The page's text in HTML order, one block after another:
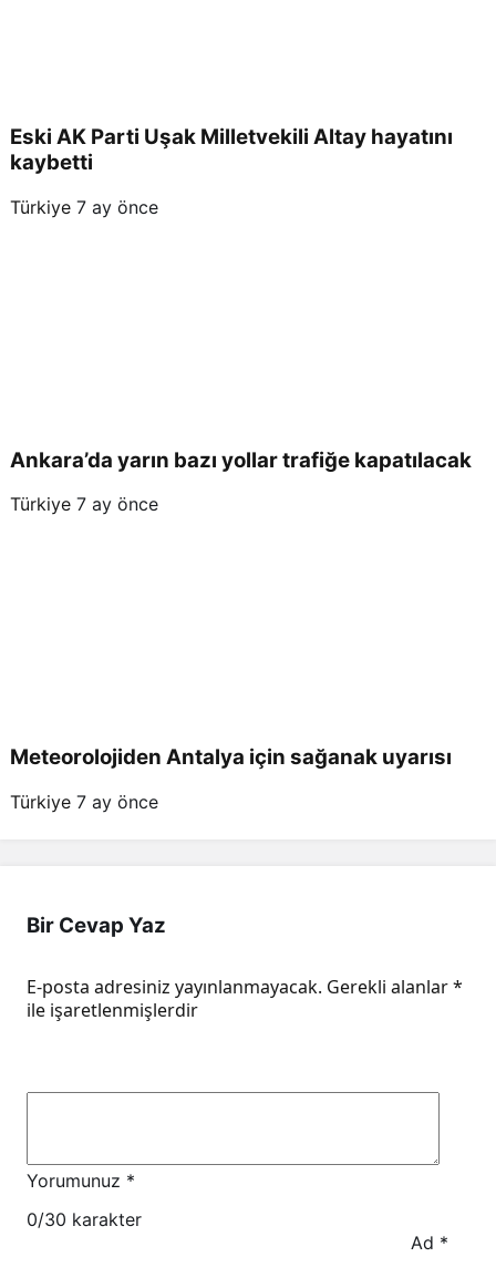
Eski AK Parti Uşak Milletvekili Altay hayatını
kaybetti
Türkiye 7 ay önce
Ankara’da yarın bazı yollar trafiğe kapatılacak
Türkiye 7 ay önce
Meteorolojiden Antalya için sağanak uyarısı
Türkiye 7 ay önce
Bir Cevap Yaz
E-posta adresiniz yayınlanmayacak. Gerekli alanlar*
ile işaretlenmişlerdir
Yorumunuz *
0/30 karakter
Ad *